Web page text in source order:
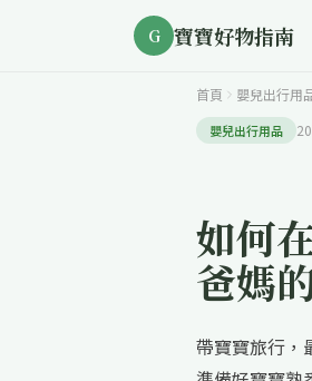
G 寶寶好物指南
首頁 嬰兒出行用
嬰兒出行用品
如何
爸媽
帶寶寶旅行，